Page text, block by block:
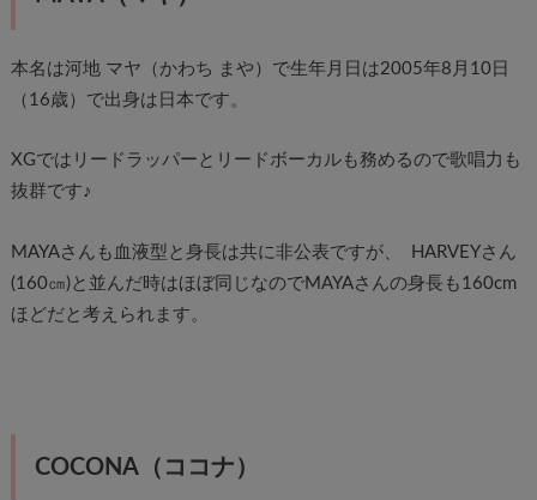
本名は河地 マヤ（かわち まや）で生年月日は2005年8月10日
（16歳）で出身は日本です。
XGではリードラッパーとリードボーカルも務めるので歌唱力も
抜群です♪
MAYAさんも血液型と身長は共に非公表ですが、 HARVEYさん
(160㎝)と並んだ時はほぼ同じなのでMAYAさんの身長も160cm
ほどだと考えられます。
COCONA（ココナ）